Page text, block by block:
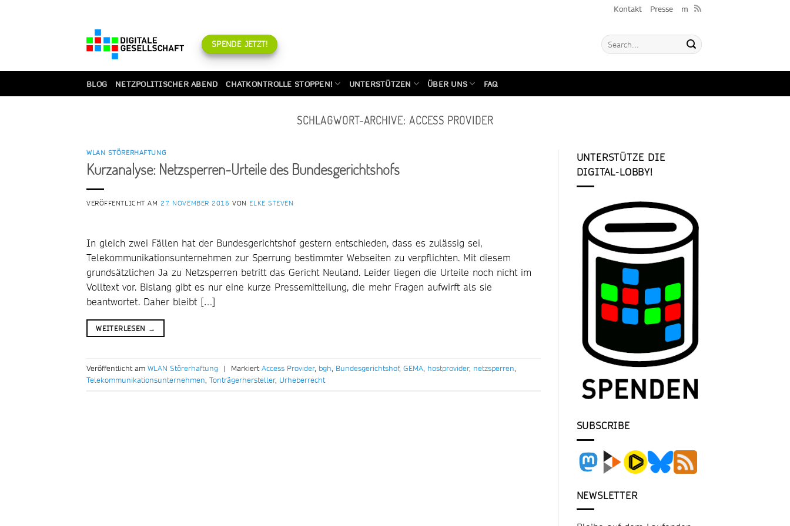
Kontakt Presse m
SPENDE JETZT!
BLOG NETZPOLITISCHER ABEND CHATKONTROLLE STOPPEN! UNTERSTÜTZEN ÜBER UNS FAQ
SCHLAGWORT-ARCHIVE: ACCESS PROVIDER
WLAN STÖRERHAFTUNG
Kurzanalyse: Netzsperren-Urteile des Bundesgerichtshofs
VERÖFFENTLICHT AM 27. NOVEMBER 2015 VON ELKE STEVEN
In gleich zwei Fällen hat der Bundesgerichtshof gestern entschieden, dass es zulässig sei,
Telekommunikationsunternehmen zur Sperrung bestimmter Webseiten zu verpflichten. Mit diesem
grundsätzlichen Ja zu Netzsperren betritt das Gericht Neuland. Leider liegen die Urteile noch nicht im
Volltext vor. Bislang gibt es nur eine kurze Pressemitteilung, die mehr Fragen aufwirft als sie
beantwortet. Daher bleibt […]
WEITERLESEN →
Veröffentlicht am WLAN Störerhaftung | MarkiertAccess Provider, bgh, Bundesgerichtshof, GEMA, hostprovider, netzsperren,
Telekommunikationsunternehmen, Tonträgerhersteller, Urheberrecht
UNTERSTÜTZE DIE
DIGITAL-LOBBY!
SUBSCRIBE
NEWSLETTER